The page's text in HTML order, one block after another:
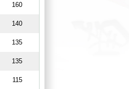
160
140
135
135
115